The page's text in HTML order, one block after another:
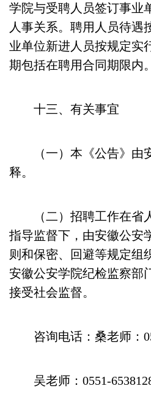
学院与受聘人员签订事业
人事关系。聘用人员待遇
业单位新进人员按规定实
期包括在聘用合同期限内。
十三、有关事宜
（一）本《公告》由
释。
（二）招聘工作在省
指导监督下，由安徽公安
则和保密、回避等规定组
安徽公安学院纪检监察部
接受社会监督。
咨询电话：桑老师：
吴老师：0551-